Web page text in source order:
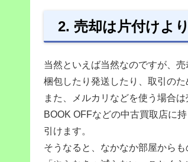
2. 売却は片付けよ
当然といえば当然なのですが、
梱包したり発送したり、取引の
また、メルカリなどを使う場合
BOOK OFFなどの中古買取店に
引けます。
そうなると、なかなか部屋からも